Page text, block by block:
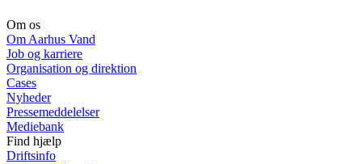
Om os
Om Aarhus Vand
Job og karriere
Organisation og direktion
Cases
Nyheder
Pressemeddelelser
Mediebank
Find hjælp
Driftsinfo